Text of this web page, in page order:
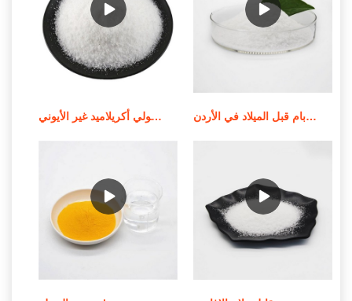
استخدام وإشعار تطبيق بولي أكريلاميد غير الأيوني جودة عالية من الموردين الندف بام قبل الميلاد في الأردن